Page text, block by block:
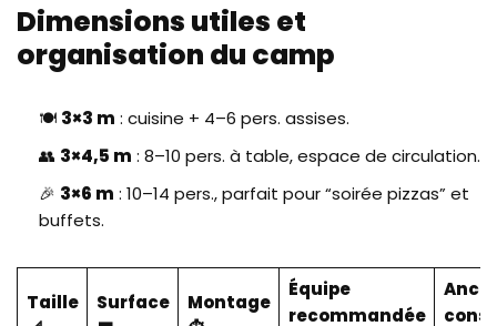
Dimensions utiles et
organisation du camp
🍽️ 3×3 m : cuisine + 4–6 pers. assises.
👥 3×4,5 m : 8–10 pers. à table, espace de circulation.
🎉 3×6 m : 10–14 pers., parfait pour “soirée pizzas” et
buffets.
Taille
Surface
Montage
Équipe
recommandée